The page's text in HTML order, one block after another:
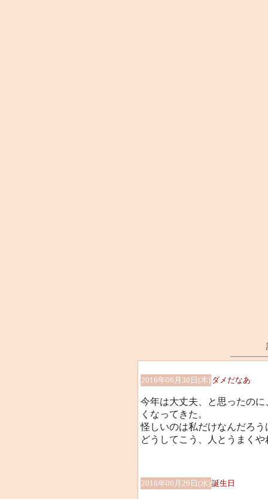
2016年06月30日(木) ダメだなあ
今年は大丈夫、と思ったの
くなってきた。
怪しいのは私だけなんだろう
どうしてこう、人とうまく
2016年06月29日(水)誕生日